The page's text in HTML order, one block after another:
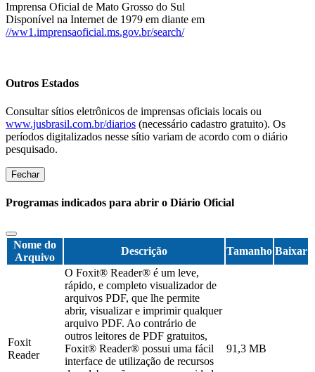
Imprensa Oficial de Mato Grosso do Sul
Disponível na Internet de 1979 em diante em
//ww1.imprensaoficial.ms.gov.br/search/
Outros Estados
Consultar sítios eletrônicos de imprensas oficiais locais ou
www.jusbrasil.com.br/diarios (necessário cadastro gratuito). Os
períodos digitalizados nesse sítio variam de acordo com o diário
pesquisado.
Fechar
Programas indicados para abrir o Diário Oficial
Nome do
Arquivo
Descrição Tamanho Baixar
Foxit
Reader
O Foxit® Reader® é um leve,
rápido, e completo visualizador de
arquivos PDF, que lhe permite
abrir, visualizar e imprimir qualquer
arquivo PDF. Ao contrário de
outros leitores de PDF gratuitos,
Foxit® Reader® possui uma fácil
interface de utilização de recursos
91,3 MB